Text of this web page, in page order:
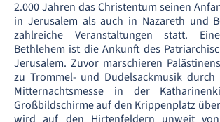
2.000 Jahren das Christentum seinen
in Jerusalem als auch in Nazareth und
zahlreiche Veranstaltungen statt.
Bethlehem ist die Ankunft des
Jerusalem. Zuvor marschieren
zu Trommel- und Dudelsackmusik
Mitternachtsmesse in der
Großbildschirme auf den Krippenplatz